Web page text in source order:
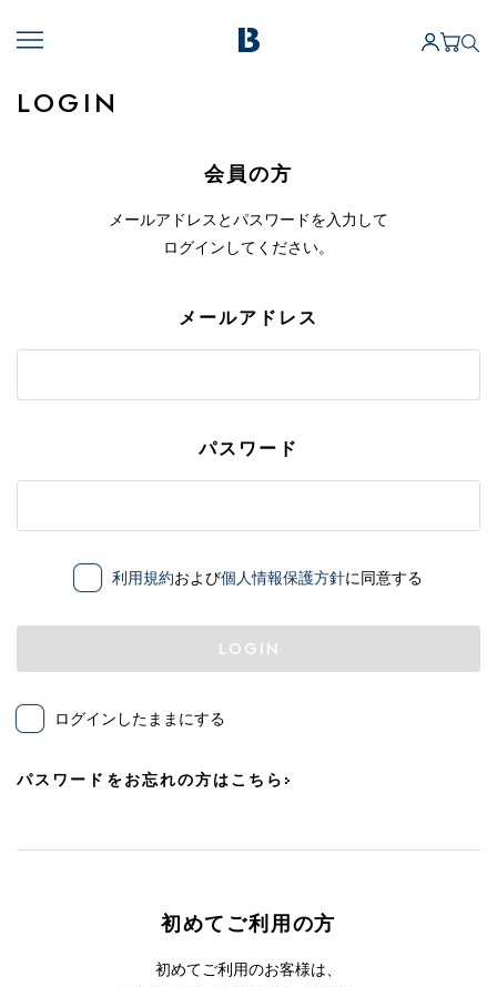
LOGIN
会員の方
メールアドレスとパスワードを入力して
ログインしてください。
メールアドレス
パスワード
利用規約および個人情報保護方針に同意する
LOGIN
ログインしたままにする
パスワードをお忘れの方はこちら
初めてご利用の方
初めてご利用のお客様は、